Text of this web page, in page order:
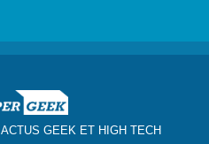
ACTUS GEEK ET HIGH TECH